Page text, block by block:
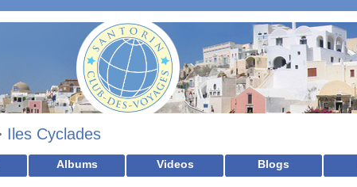
Iles Cyclades
Albums Videos Blogs